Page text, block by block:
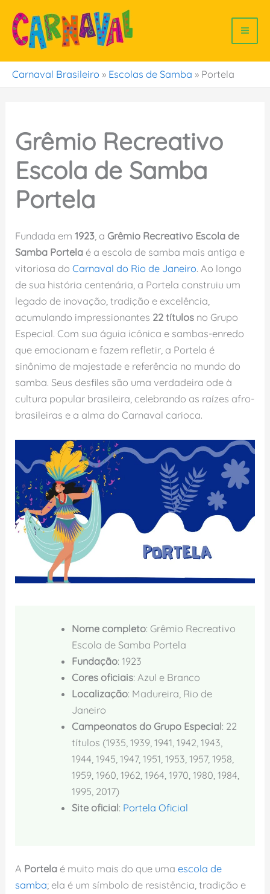
para
Carnaval Brasileiro » Escolas de Samba » Portela
Grêmio Recreativo
Escola de Samba
Portela
Fundada em1923, a Grêmio Recreativo Escola de
Samba Portela é a escola de samba mais antiga e
vitoriosa doCarnaval do Rio de Janeiro. Ao longo
de sua história centenária, a Portela construiu um
legado de inovação, tradição e excelência,
acumulando impressionantes 22 títulos no Grupo
Especial. Com sua águia icônica e sambas-enredo
que emocionam e fazem refletir, a Portela é
sinônimo de majestade e referência no mundo do
samba. Seus desfiles são uma verdadeira ode à
cultura popular brasileira, celebrando as raízes afro-
brasileiras e a alma do Carnaval carioca.
Nome completo: Grêmio Recreativo
Escola de Samba Portela
Fundação: 1923
Cores oficiais: Azul e Branco
Localização: Madureira, Rio de
Janeiro
Campeonatos do Grupo Especial: 22
títulos (1935, 1939, 1941, 1942, 1943,
1944, 1945, 1947, 1951, 1953, 1957, 1958,
1959, 1960, 1962, 1964, 1970, 1980, 1984,
1995, 2017)
Site oficial: Portela Oficial
A Portela é muito mais do que umaescola de
samba; ela é um símbolo de resistência, tradição e